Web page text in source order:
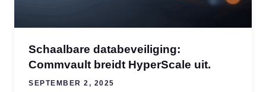
Schaalbare databeveiliging:
Commvault breidt HyperScale uit.
SEPTEMBER 2, 2025